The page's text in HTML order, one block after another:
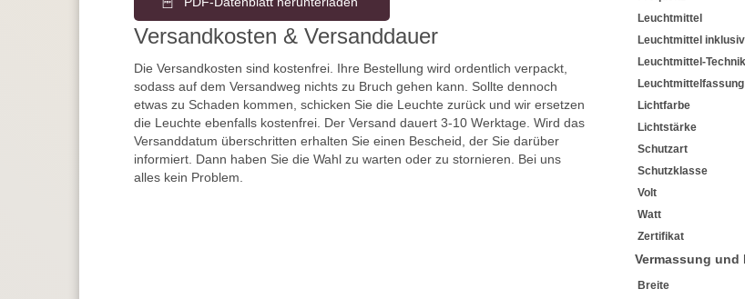
Versandkosten & Versanddauer
Die Versandkosten sind kostenfrei. Ihre Bestellung wird ordentlich verpackt,
sodass auf dem Versandweg nichts zu Bruch gehen kann. Sollte dennoch
etwas zu Schaden kommen, schicken Sie die Leuchte zurück und wir ersetzen
die Leuchte ebenfalls kostenfrei. Der Versand dauert 3-10 Werktage. Wird das
Versanddatum überschritten erhalten Sie einen Bescheid, der Sie darüber
informiert. Dann haben Sie die Wahl zu warten oder zu stornieren. Bei uns
alles kein Problem.
Leuchtmittel
Leuchtmittel
Leuchtmittel-Technik
Leuchtmittelfassung
Lichtfarbe
Lichtstärke
Schutzart
Schutzklasse
Volt
Watt
Zertifikat
Vermassung und
Breite